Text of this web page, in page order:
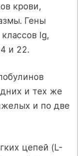
крови,
Гены
Ig,
и 22.
и тех же
и по две
цепей (L-